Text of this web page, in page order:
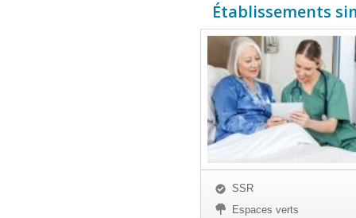
Établissements
SSR
Espaces verts